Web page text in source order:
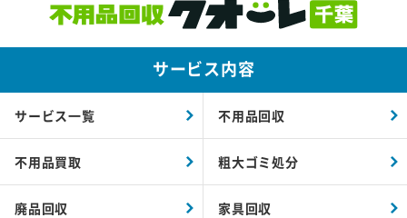
サービス内容
サービス一覧 不用品回収
不用品買取 粗大ゴミ処分
廃品回収 家具回収